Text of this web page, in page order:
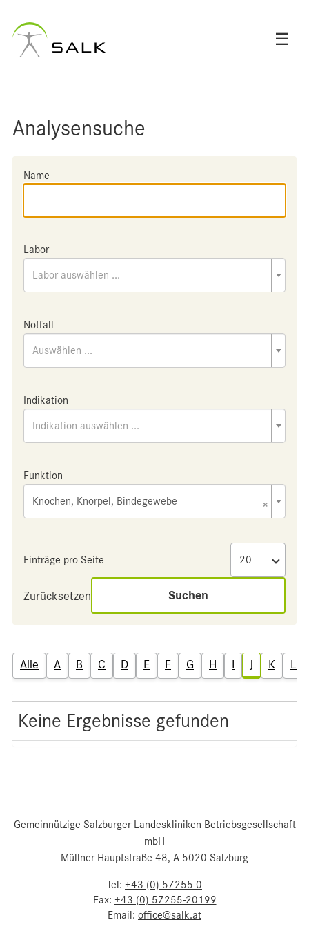
☰
Analysensuche
Name
Labor
Labor auswählen ...
Notfall
Auswählen ...
Indikation
Indikation auswählen ...
Funktion
×
Knochen, Knorpel, Bindegewebe
Einträge pro Seite
Zurücksetzen Suchen
Alle A B C D E F G H I J K L
Keine Ergebnisse gefunden
Gemeinnützige Salzburger Landeskliniken Betriebsgesellschaft
mbH
Müllner Hauptstraße 48, A-5020 Salzburg
Tel: +43 (0) 57255-0
Fax: +43 (0) 57255-20199
Email: office@salk.at